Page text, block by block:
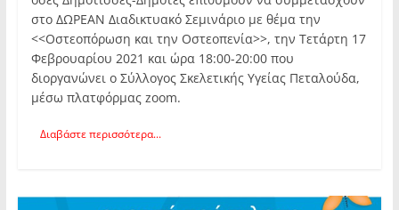
στο ΔΩΡΕΑΝ Διαδικτυακό Σεμινάριο με θέμα την
<<Οστεοπόρωση και την Οστεοπενία>>, την Τετάρτη 17
Φεβρουαρίου 2021 και ώρα 18:00-20:00 που
διοργανώνει ο Σύλλογος Σκελετικής Υγείας Πεταλούδα,
μέσω πλατφόρμας zoom.
Διαβάστε περισσότερα...